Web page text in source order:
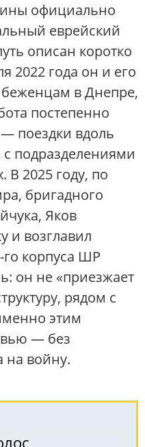
официально
еврейский
описан коротко
2022 года он и его
в Днепре,
постепенно
поездки вдоль
подразделениями
В 2025 году, по
бригадного
Яков
и возглавил
го корпуса ШР
он не «приезжает
рядом с
этим
— без
на войну.